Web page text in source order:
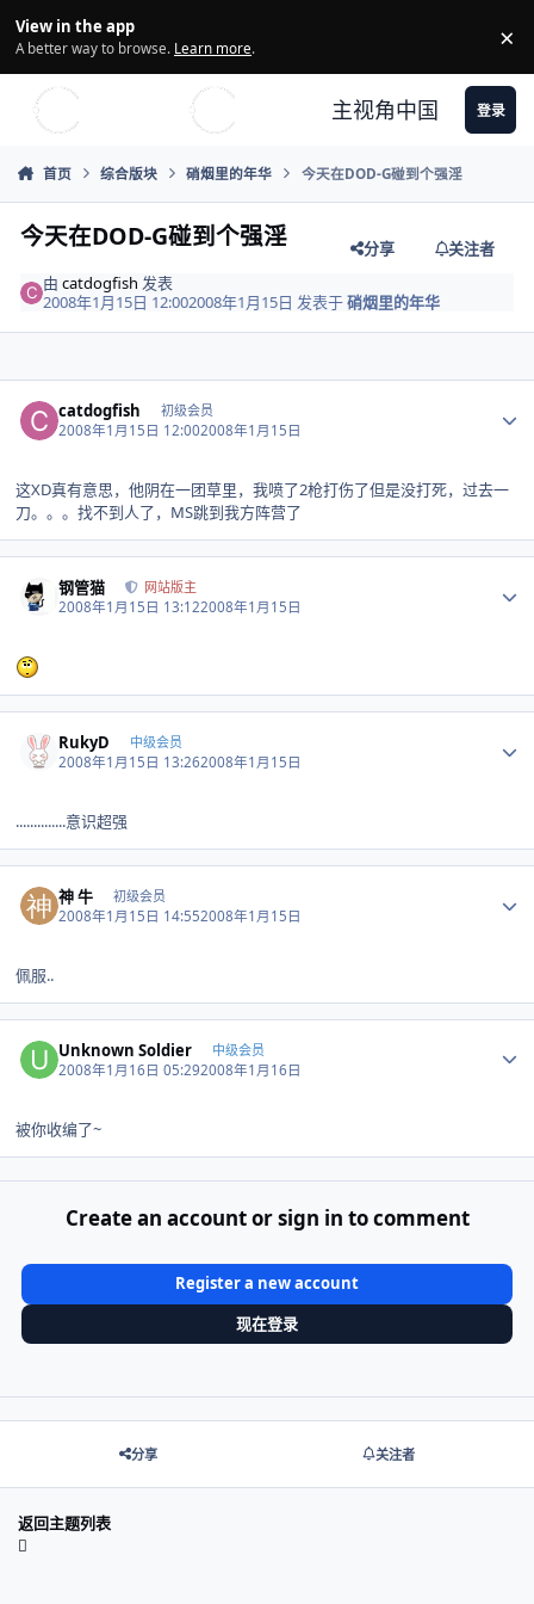
View in the app
A better way to browse. Learn more. ×
主视角中国 登录
首页 综合版块 硝烟里的年华 今天在DOD-G碰到个强淫
今天在DOD-G碰到个强淫 分享
关注者
由catdogfish 发表
2008年1月15日 12:002008年1月15日 发表于硝烟里的年华
catdogfish 初级会员
2008年1月15日 12:002008年1月15日
这XD真有意思，他阴在一团草里，我喷了2枪打伤了但是没打死，过去一
刀。。。找不到人了，MS跳到我方阵营了
钢管猫 网站版主
2008年1月15日 13:122008年1月15日
RukyD 中级会员
2008年1月15日 13:262008年1月15日
..............意识超强
神 牛 初级会员
2008年1月15日 14:552008年1月15日
佩服..
Unknown Soldier 中级会员
2008年1月16日 05:292008年1月16日
被你收编了~
Create an account or sign in to comment
Register a new account
现在登录
分享 关注者
返回主题列表